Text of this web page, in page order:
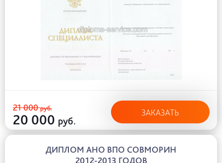
21 000руб.
20 000 руб.
ЗАКАЗАТЬ
ДИПЛОМ АНО ВПО СОВМОРИН
2012-2013 ГОДОВ